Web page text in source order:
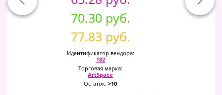
70.30 руб.
77.83 руб.
Идентификатор вендора:
182
Торговая марка:
ArtSpace
Остаток: >10